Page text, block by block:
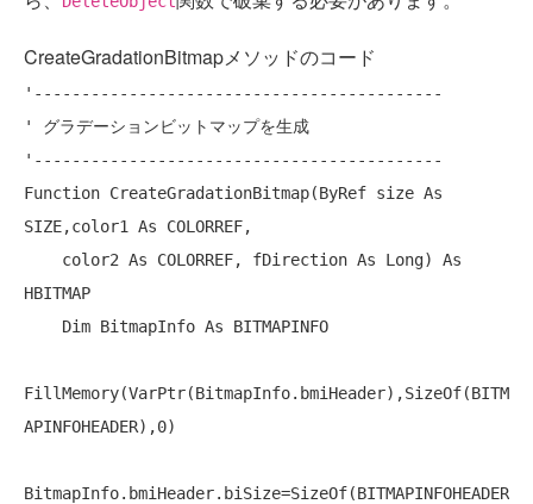
CreateGradationBitmapメソッドのコード
'-------------------------------------------
' グラデーションビットマップを生成
'-------------------------------------------
Function CreateGradationBitmap(ByRef size As
SIZE,color1 As COLORREF,
    color2
As COLORREF, fDirection As Long) As
HBITMAP
Dim BitmapInfo As BITMAPINFO
FillMemory(VarPtr(BitmapInfo.bmiHeader),SizeOf(BITM
APINFOHEADER),0)
BitmapInfo.bmiHeader.biSize=SizeOf(BITMAPINFOHEADER